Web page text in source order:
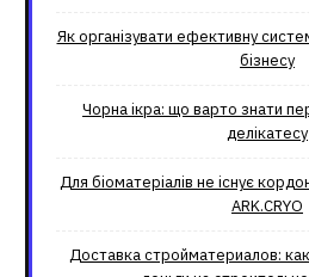
Як організувати ефективну
бізнесу
Чорна ікра: що варто знати
делікатесу
Для біоматеріалів не існує
ARK.CRYO
Доставка стройматериалов: